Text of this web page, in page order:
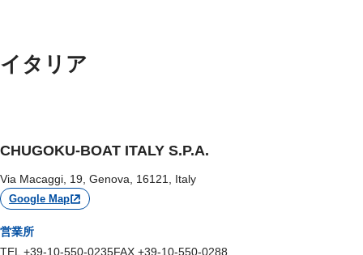
イタリア
CHUGOKU-BOAT ITALY S.P.A.
Via Macaggi, 19, Genova, 16121, Italy
Google Map
営業所
TEL +39-10-550-0235FAX +39-10-550-0288